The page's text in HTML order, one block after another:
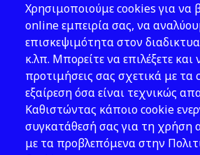
Νομοθεσία
Εκδόσεις
Νέα -
Ακολουθήστε
Χρησιμοποιούμε cookies για να
online εμπειρία σας, να
επισκεψιμότητα στον
κ.λπ. Μπορείτε να επιλέξετε και
προτιμήσεις σας σχετικά με τα
εξαίρεση όσα είναι τεχνικώς
Καθιστώντας κάποιο cookie
συγκατάθεσή σας για τη
με τα προβλεπόμενα στην